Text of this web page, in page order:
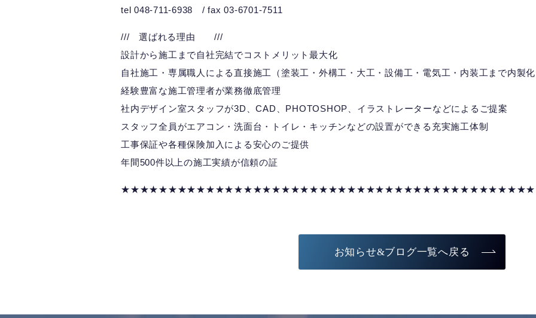
tel 048-711-6938 / fax 03-6701-7511
/// 選ばれる理由 ///
設計から施工まで自社完結でコストメリット最大化
自社施工・専属職人による直接施工（塗装工・外構工・大工・設備工・電気工・内装工まで内製
経験豊富な施工管理者が業務徹底管理
社内デザイン室スタッフが3D、CAD、PHOTOSHOP、イラストレーターなどによるご提案
スタッフ全員がエアコン・洗面台・トイレ・キッチンなどの設置ができる充実施工体制
工事保証や各種保険加入による安心のご提供
年間500件以上の施工実績が信頼の証
★★★★★★★★★★★★★★★★★★★★★★★★★★★★★★★★★★★★★★★★★★★★
お知らせ&ブログ一覧へ戻る